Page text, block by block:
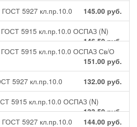
ГОСТ 5927 кл.пр.10.0 145.00 руб.
ГОСТ 5915 кл.пр.10.0 ОСПАЗ (N)
146.50руб.
ГОСТ 5915 кл.пр.10.0 ОСПАЗ Св/О
151.00 руб.
5927 кл.пр.10.0 132.00 руб.
5915 кл.пр.10.0 ОСПАЗ (N)
133.50руб.
ГОСТ 5927 кл.пр.10.0
144.00 руб.